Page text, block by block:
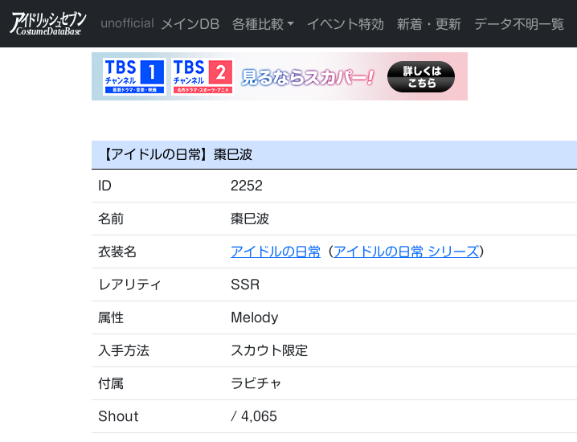
unofficial メインDB 各種比較 イベント特効 新着・更新 データ不明一覧
【アイドルの日常】棗巳波
ID 2252
名前 棗巳波
衣装名 アイドルの日常 （アイドルの日常 シリーズ）
レアリティ SSR
属性 Melody
入手方法 スカウト限定
付属 ラビチャ
Shout / 4,065